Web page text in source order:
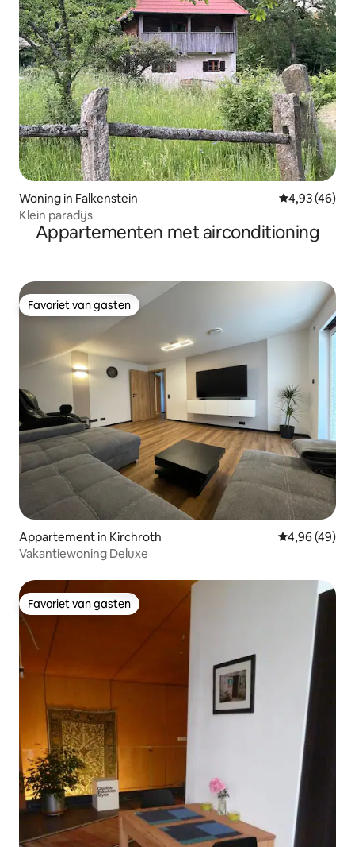
Woning in Falkenstein Gemiddelde
4,93 (46)
Klein paradijs
Appartementen met airconditioning
Favoriet van gasten
Favoriet van gasten
Appartement in Kirchroth Gemiddelde
4,96 (49)
Vakantiewoning Deluxe
Favoriet van gasten
Favoriet van gasten